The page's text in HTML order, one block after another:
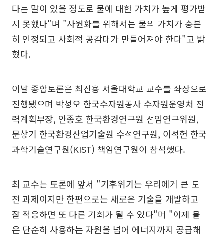
다는 말이 있을 정도로 물에 대한 가치가 높게 평가받
지 못했다"며 "자원화를 위해서는 물의 가치가 충분
히 인정되고 사회적 공감대가 만들어져야 한다"고 밝
혔다.
이날 종합토론은 최진용 서울대학교 교수를 좌장으로
진행됐으며 박성오 한국수자원공사 수자원운영처 전
력계획부장, 안종호 한국환경연구원 선임연구위원,
문상기 한국환경산업기술원 수석연구원, 이석헌 한국
과학기술연구원(KIST) 책임연구원이 참석했다.
최 교수는 토론에 앞서 "기후위기는 우리에게 큰 도
전 과제이지만 한편으로는 새로운 기술을 개발하고
잘 적응하면 또 다른 기회가 될 수 있다"며 "이제 물
은 단순히 사용하는 자원을 넘어 에너지까지 공급해